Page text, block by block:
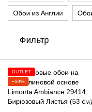
Обои из Англии
Фильтр
OUTLET
−69%